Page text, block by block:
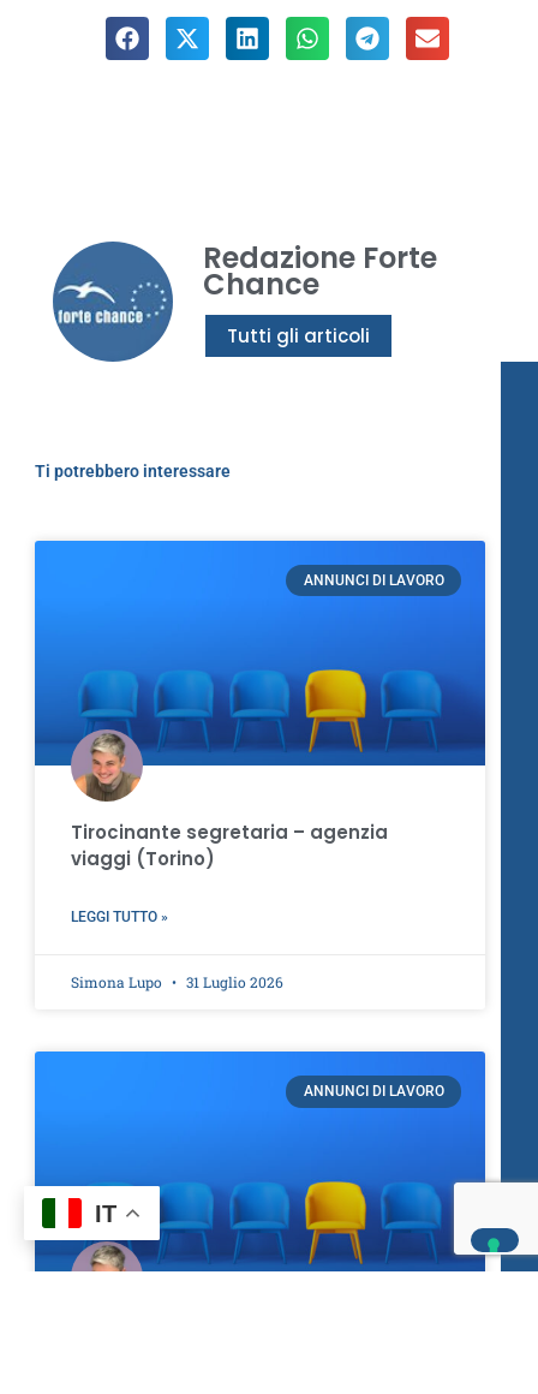
Redazione Forte
Chance
Tutti gli articoli
Ti potrebbero interessare
ANNUNCI DI LAVORO
Tirocinante segretaria – agenzia
viaggi (Torino)
LEGGI TUTTO »
Simona Lupo 31 Luglio 2026
ANNUNCI DI LAVORO
IT